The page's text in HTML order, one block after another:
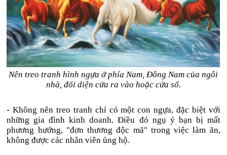
Nên treo tranh hình ngựa ở phía Nam, Đông Nam của ngôi
nhà, đối diện cửa ra vào hoặc cửa sổ.
- Không nên treo tranh chỉ có một con ngựa, đặc biệt với
những gia đình kinh doanh. Điều đó ngụ ý bạn bị mất
phương hướng, "đơn thương độc mã" trong việc làm ăn,
không được các nhân viên ủng hộ.